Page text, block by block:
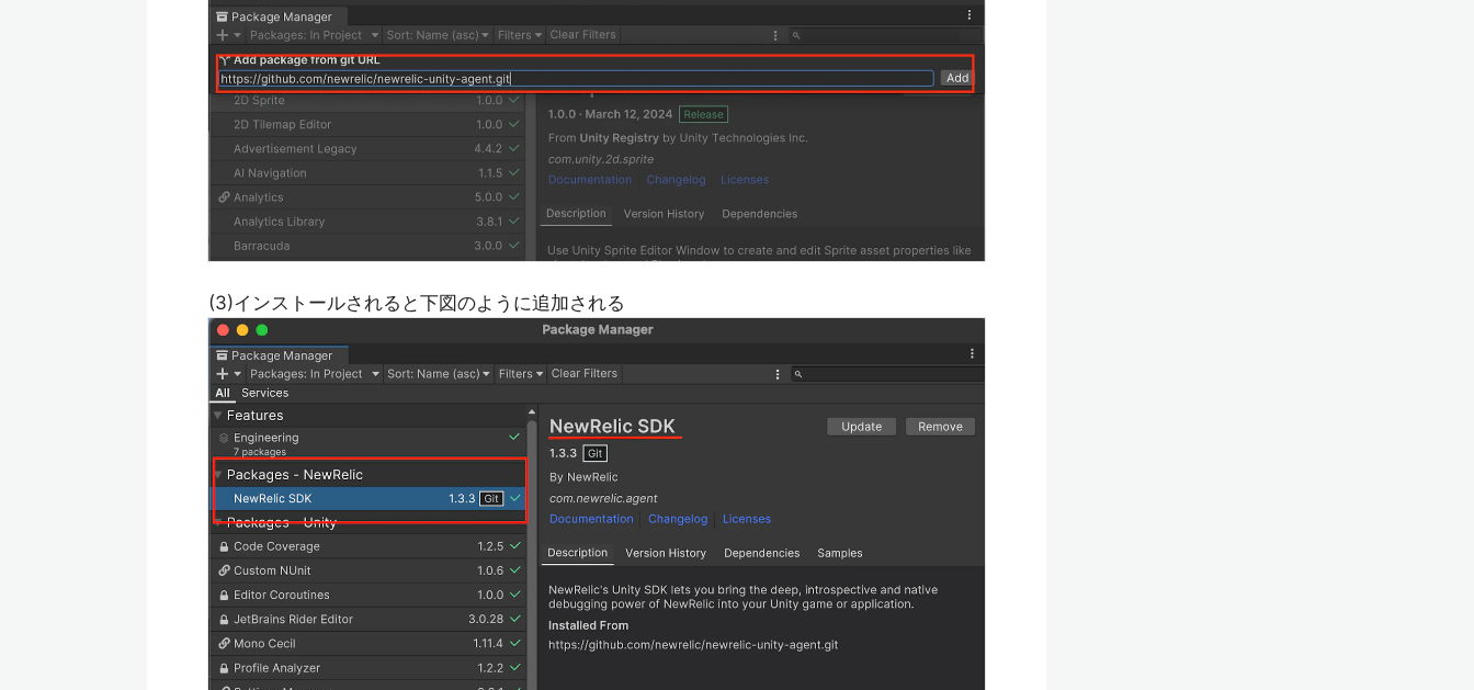
(3)インストールされると下図のように追加される